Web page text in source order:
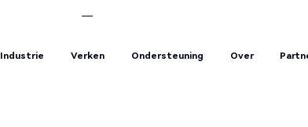
Industrie
Verken
Ondersteuning
Over